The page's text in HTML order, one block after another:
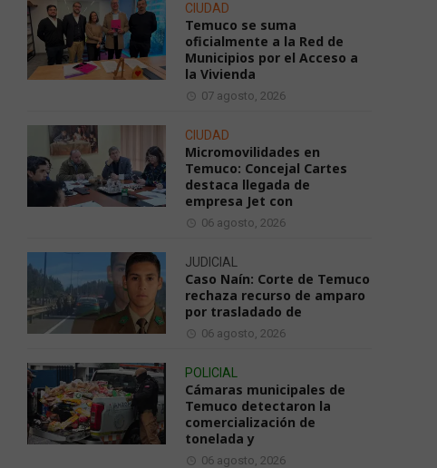
CIUDAD
Temuco se suma
oficialmente a la Red de
Municipios por el Acceso a
la Vivienda
07 agosto, 2026
CIUDAD
Micromovilidades en
Temuco: Concejal Cartes
destaca llegada de
empresa Jet con
06 agosto, 2026
JUDICIAL
Caso Naín: Corte de Temuco
rechaza recurso de amparo
por trasladado de
06 agosto, 2026
POLICIAL
Cámaras municipales de
Temuco detectaron la
comercialización de
tonelada y
06 agosto, 2026